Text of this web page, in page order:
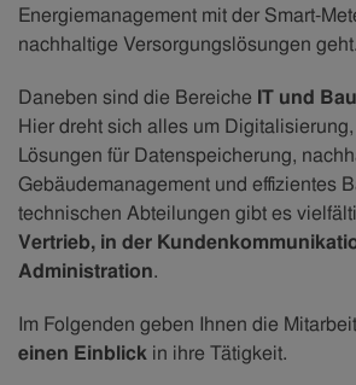
Energiemanagement mit der Smart-
nachhaltige Versorgungslösungen geht.
Daneben sind die Bereiche IT und
Hier dreht sich alles um
Lösungen für Datenspeicherung,
Gebäudemanagement und effizientes
technischen Abteilungen gibt es
Vertrieb, in der
Administration.
Im Folgenden geben Ihnen die
einen Einblick in ihre Tätigkeit.